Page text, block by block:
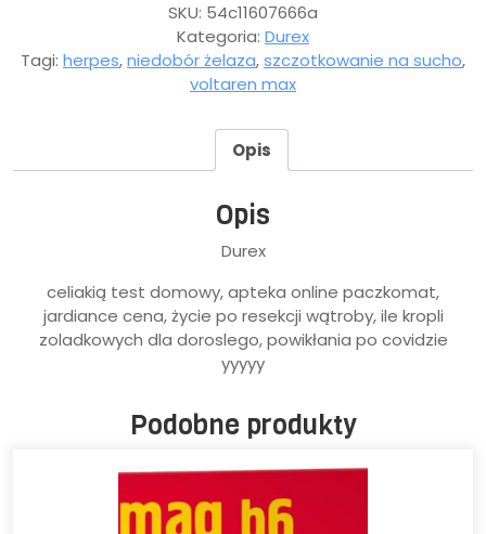
SKU: 54c11607666a
Kategoria: Durex
Tagi: herpes,niedobór żelaza,szczotkowanie na sucho,
voltaren max
Opis
Opis
Durex
celiakią test domowy, apteka online paczkomat,
jardiance cena, życie po resekcji wątroby, ile kropli
zoladkowych dla doroslego, powikłania po covidzie
yyyyy
Podobne produkty